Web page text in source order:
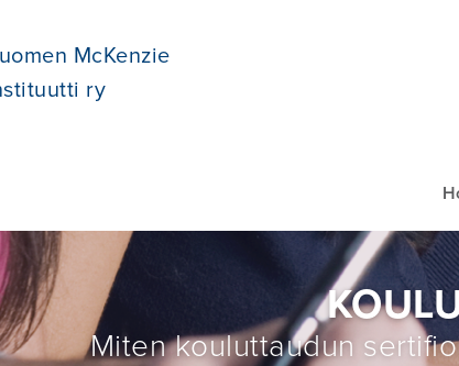
McKenzie
ry
Miten kouluttaudun